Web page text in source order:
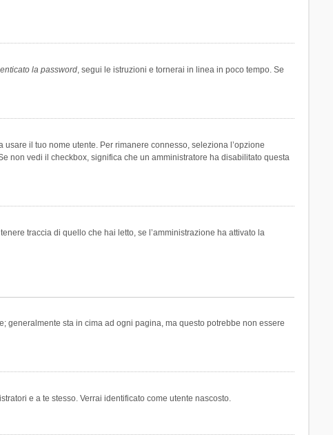
la password, segui le istruzioni e tornerai in linea in poco tempo. Se
il tuo nome utente. Per rimanere connesso, seleziona l’opzione
non vedi il checkbox, significa che un amministratore ha disabilitato questa
traccia di quello che hai letto, se l’amministrazione ha attivato la
generalmente sta in cima ad ogni pagina, ma questo potrebbe non essere
e a te stesso. Verrai identificato come utente nascosto.